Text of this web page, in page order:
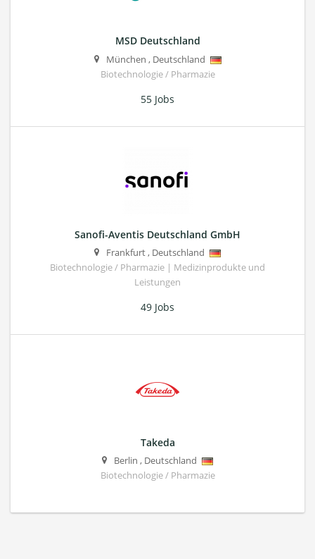
MSD Deutschland
München , Deutschland
Biotechnologie / Pharmazie
55 Jobs
Sanofi-Aventis Deutschland GmbH
Frankfurt, Deutschland
Biotechnologie / Pharmazie | Medizinprodukte und
Leistungen
49 Jobs
Takeda
Berlin , Deutschland
Biotechnologie / Pharmazie